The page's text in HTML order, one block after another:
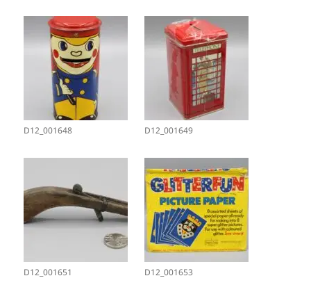
D12_001648 D12_001649
D12_001651 D12_001653